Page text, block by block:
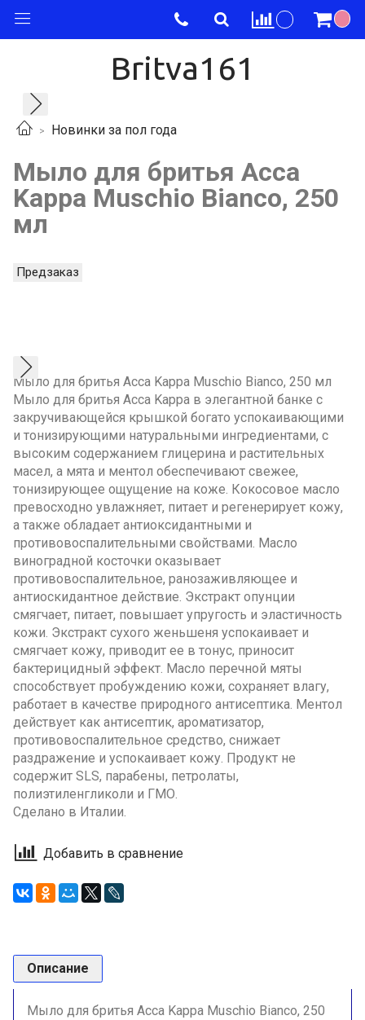
Britva161
Новинки за пол года
Мыло для бритья Acca
Kappa Muschio Bianco, 250
мл
Предзаказ
Мыло для бритья Acca Kappa Muschio Bianco, 250 мл
Мыло для бритья Acca Kappa в элегантной банке с
закручивающейся крышкой богато успокаивающими
и тонизирующими натуральными ингредиентами, с
высоким содержанием глицерина и растительных
масел, а мята и ментол обеспечивают свежее,
тонизирующее ощущение на коже. Кокосовое масло
превосходно увлажняет, питает и регенерирует кожу,
а также обладает антиоксидантными и
противовоспалительными свойствами. Масло
виноградной косточки оказывает
противовоспалительное, ранозаживляющее и
антиоскидантное действие. Экстракт опунции
смягчает, питает, повышает упругость и эластичность
кожи. Экстракт сухого женьшеня успокаивает и
смягчает кожу, приводит ее в тонус, приносит
бактерицидный эффект. Масло перечной мяты
способствует пробуждению кожи, сохраняет влагу,
работает в качестве природного антисептика. Ментол
действует как антисептик, ароматизатор,
противовоспалительное средство, снижает
раздражение и успокаивает кожу. Продукт не
содержит SLS, парабены, петролаты,
полиэтиленгликоли и ГМО.
Сделано в Италии.
Добавить в сравнение
Описание
Мыло для бритья Acca Kappa Muschio Bianco, 250